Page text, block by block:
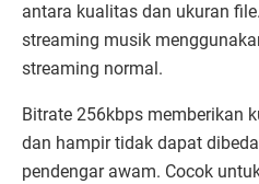
antara kualitas dan ukuran
streaming musik
streaming normal.
Bitrate 256kbps memberikan
dan hampir tidak dapat
pendengar awam. Cocok